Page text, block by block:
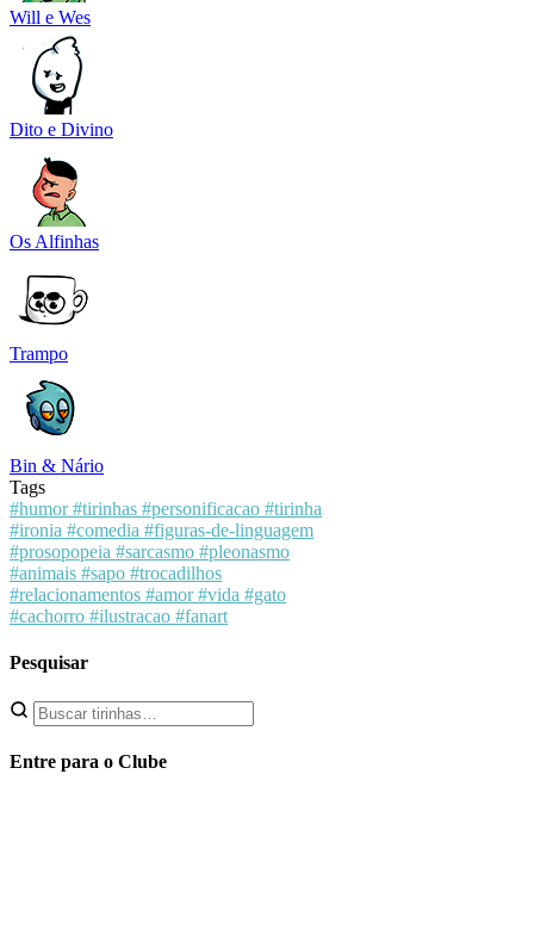
Will e Wes
Dito e Divino
Os Alfinhas
Trampo
Bin & Nário
Tags
#humor#tirinhas #personificacao #tirinha
#ironia #comedia #figuras-de-linguagem
#prosopopeia #sarcasmo #pleonasmo
#animais #sapo #trocadilhos
#relacionamentos #amor#vida #gato
#cachorro #ilustracao #fanart
Pesquisar
Entre para o Clube